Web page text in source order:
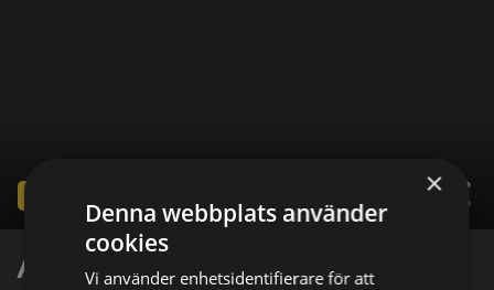
share
Ambulansen UK
×
Denna webbplats använder
cookies
Vi använder enhetsidentifierare för att